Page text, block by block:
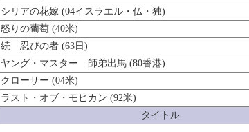
タイトル
シリアの花嫁 (04イスラエル・仏・独)
怒りの葡萄 (40米)
続 忍びの者 (63日)
ヤング・マスター 師弟出馬 (80香港)
クローサー (04米)
ラスト・オブ・モヒカン (92米)